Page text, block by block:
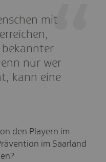
mit
bekannter
nur wer
kann eine
den Playern im
im Saarland